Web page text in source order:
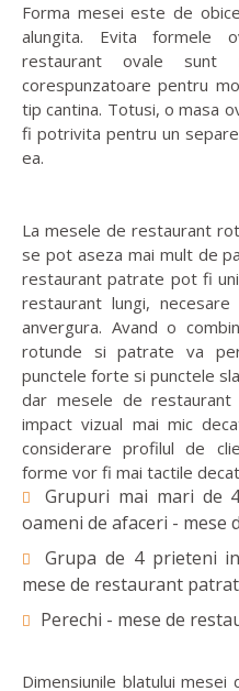
Forma mesei este de
alungita. Evita formele
restaurant ovale sunt
corespunzatoare pentru
tip cantina. Totusi, o masa
fi potrivita pentru un
ea.
La mesele de restaurant
se pot aseza mai mult de
restaurant patrate pot fi
restaurant lungi,
anvergura. Avand o
rotunde si patrate va
punctele forte si punctele
dar mesele de
impact vizual mai mic
considerare profilul de
forme vor fi mai tactile
Grupuri mai mari de
oameni de afaceri -
Grupa de 4 prieteni
mese de restaurant
Perechi - mese de
Dimensiunile blatului